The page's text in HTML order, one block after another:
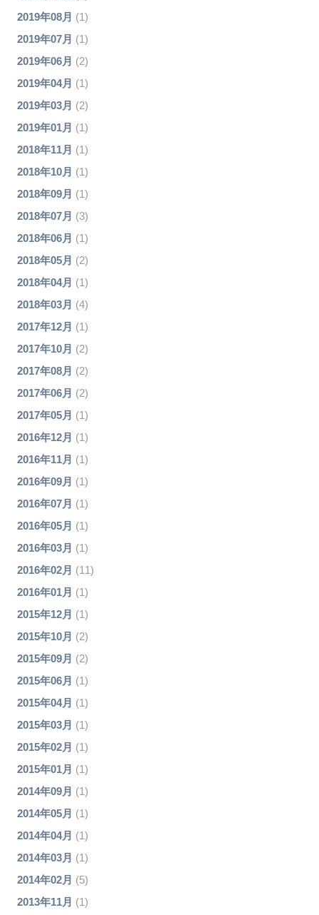
2019年08月 (1)
2019年07月 (1)
2019年06月 (2)
2019年04月 (1)
2019年03月 (2)
2019年01月 (1)
2018年11月 (1)
2018年10月 (1)
2018年09月 (1)
2018年07月 (3)
2018年06月 (1)
2018年05月 (2)
2018年04月 (1)
2018年03月 (4)
2017年12月 (1)
2017年10月 (2)
2017年08月 (2)
2017年06月 (2)
2017年05月 (1)
2016年12月 (1)
2016年11月 (1)
2016年09月 (1)
2016年07月 (1)
2016年05月 (1)
2016年03月 (1)
2016年02月 (11)
2016年01月 (1)
2015年12月 (1)
2015年10月 (2)
2015年09月 (2)
2015年06月 (1)
2015年04月 (1)
2015年03月 (1)
2015年02月 (1)
2015年01月 (1)
2014年09月 (1)
2014年05月 (1)
2014年04月 (1)
2014年03月 (1)
2014年02月 (5)
2013年11月 (1)